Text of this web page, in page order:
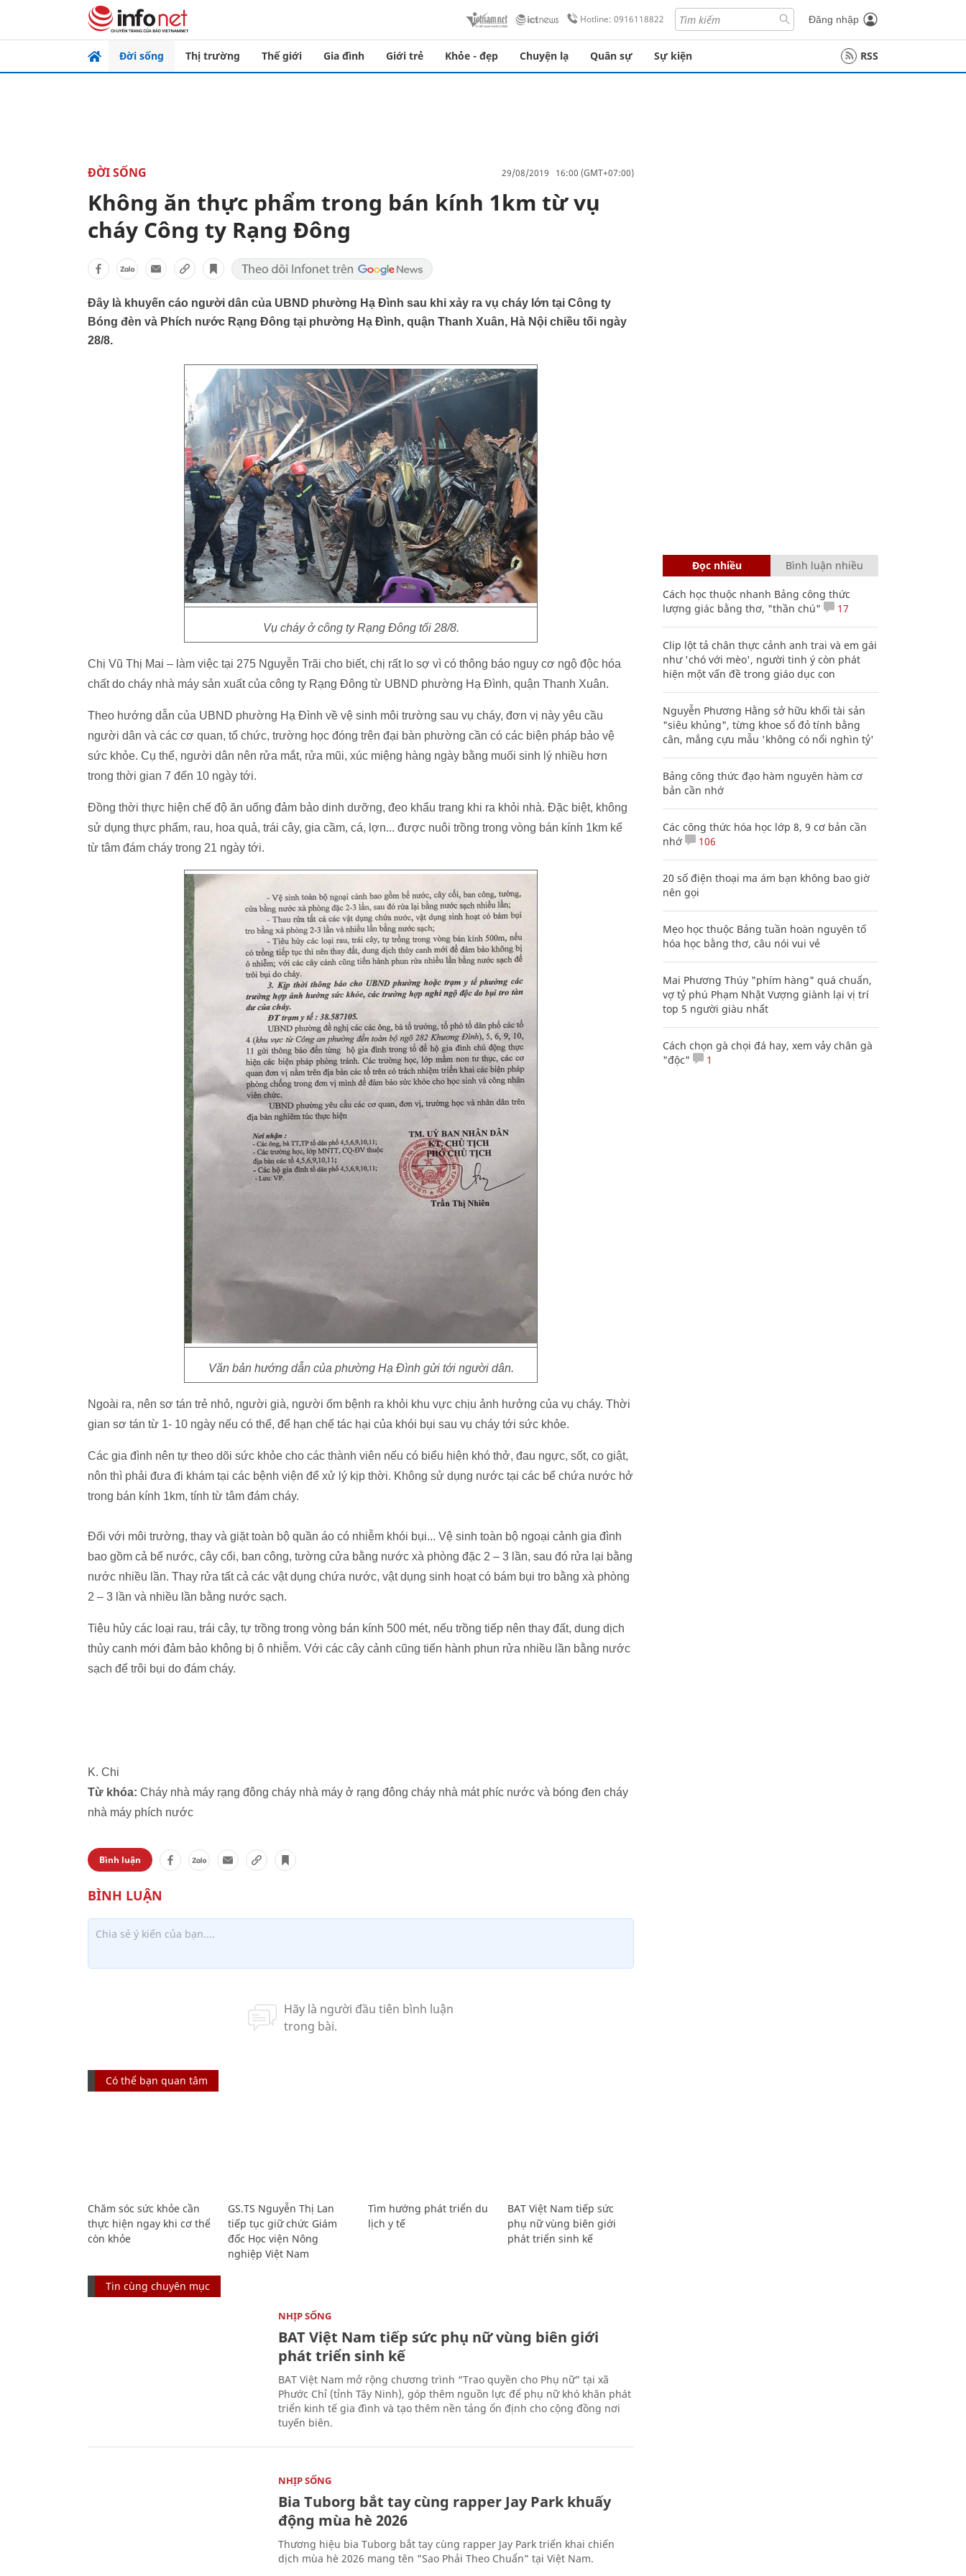
Hotline: 0916118822 Đăng nhập
Đời sống Thị trường Thế giới Gia đình Giới trẻ Khỏe - đẹp Chuyện lạ Quân sự Sự kiện RSS
ĐỜI SỐNG 29/08/2019 16:00 (GMT+07:00)
Không ăn thực phẩm trong bán kính 1km từ vụ
cháy Công ty Rạng Đông
Đây là khuyến cáo người dân của UBND phường Hạ Đình sau khi xảy ra vụ cháy lớn tại Công ty
Bóng đèn và Phích nước Rạng Đông tại phường Hạ Đình, quận Thanh Xuân, Hà Nội chiều tối ngày
28/8.
Vụ cháy ở công ty Rạng Đông tối 28/8.
Chị Vũ Thị Mai – làm việc tại 275 Nguyễn Trãi cho biết, chị rất lo sợ vì có thông báo nguy cơ ngộ độc hóa
chất do cháy nhà máy sản xuất của công ty Rạng Đông từ UBND phường Hạ Đình, quận Thanh Xuân.
Theo hướng dẫn của UBND phường Hạ Đình về vệ sinh môi trường sau vụ cháy, đơn vị này yêu cầu
người dân và các cơ quan, tổ chức, trường học đóng trên đại bàn phường cần có các biện pháp bảo vệ
sức khỏe. Cụ thể, người dân nên rửa mắt, rửa mũi, xúc miệng hàng ngày bằng muối sinh lý nhiều hơn
trong thời gian 7 đến 10 ngày tới.
Đồng thời thực hiện chế độ ăn uống đảm bảo dinh dưỡng, đeo khẩu trang khi ra khỏi nhà. Đặc biệt, không
sử dụng thực phẩm, rau, hoa quả, trái cây, gia cầm, cá, lợn... được nuôi trồng trong vòng bán kính 1km kể
từ tâm đám cháy trong 21 ngày tới.
Văn bản hướng dẫn của phường Hạ Đình gửi tới người dân.
Ngoài ra, nên sơ tán trẻ nhỏ, người già, người ốm bệnh ra khỏi khu vực chịu ảnh hưởng của vụ cháy. Thời
gian sơ tán từ 1- 10 ngày nếu có thể, để hạn chế tác hại của khói bụi sau vụ cháy tới sức khỏe.
Các gia đình nên tự theo dõi sức khỏe cho các thành viên nếu có biểu hiện khó thở, đau ngực, sốt, co giật,
nôn thì phải đưa đi khám tại các bệnh viện để xử lý kịp thời. Không sử dụng nước tại các bể chứa nước hở
trong bán kính 1km, tính từ tâm đám cháy.
Đối với môi trường, thay và giặt toàn bộ quần áo có nhiễm khói bụi... Vệ sinh toàn bộ ngoại cảnh gia đình
bao gồm cả bể nước, cây cối, ban công, tường cửa bằng nước xà phòng đặc 2 – 3 lần, sau đó rửa lại bằng
nước nhiều lần. Thay rửa tất cả các vật dụng chứa nước, vật dụng sinh hoạt có bám bụi tro bằng xà phòng
2 – 3 lần và nhiều lần bằng nước sạch.
Tiêu hủy các loại rau, trái cây, tự trồng trong vòng bán kính 500 mét, nếu trồng tiếp nên thay đất, dung dịch
thủy canh mới đảm bảo không bị ô nhiễm. Với các cây cảnh cũng tiến hành phun rửa nhiều lần bằng nước
sạch để trôi bụi do đám cháy.
K. Chi
Từ khóa: Cháy nhà máy rạng đông cháy nhà máy ở rạng đông cháy nhà mát phíc nước và bóng đen cháy
nhà máy phích nước
Bình luận
Có thể bạn quan tâm
Chăm sóc sức khỏe cần
thực hiện ngay khi cơ thể
còn khỏe
GS.TS Nguyễn Thị Lan
tiếp tục giữ chức Giám
đốc Học viện Nông
nghiệp Việt Nam
Tìm hướng phát triển du
lịch y tế
BAT Việt Nam tiếp sức
phụ nữ vùng biên giới
phát triển sinh kế
Tin cùng chuyên mục
NHỊP SỐNG
BAT Việt Nam tiếp sức phụ nữ vùng biên giới
phát triển sinh kế
BAT Việt Nam mở rộng chương trình “Trao quyền cho Phụ nữ” tại xã
Phước Chỉ (tỉnh Tây Ninh), góp thêm nguồn lực để phụ nữ khó khăn phát
triển kinh tế gia đình và tạo thêm nền tảng ổn định cho cộng đồng nơi
tuyến biên.
NHỊP SỐNG
Bia Tuborg bắt tay cùng rapper Jay Park khuấy
động mùa hè 2026
Thương hiệu bia Tuborg bắt tay cùng rapper Jay Park triển khai chiến
dịch mùa hè 2026 mang tên "Sao Phải Theo Chuẩn” tại Việt Nam.
Đọc nhiều Bình luận nhiều
Cách học thuộc nhanh Bảng công thức
lượng giác bằng thơ, "thần chú"
17
Clip lột tả chân thực cảnh anh trai và em gái
như 'chó với mèo', người tinh ý còn phát
hiện một vấn đề trong giáo dục con
Nguyễn Phương Hằng sở hữu khối tài sản
"siêu khủng", từng khoe sổ đỏ tính bằng
cân, mắng cựu mẫu 'không có nổi nghìn tỷ'
Bảng công thức đạo hàm nguyên hàm cơ
bản cần nhớ
Các công thức hóa học lớp 8, 9 cơ bản cần
nhớ
106
20 số điện thoại ma ám bạn không bao giờ
nên gọi
Mẹo học thuộc Bảng tuần hoàn nguyên tố
hóa học bằng thơ, câu nói vui vẻ
Mai Phương Thúy "phím hàng" quá chuẩn,
vợ tỷ phú Phạm Nhật Vượng giành lại vị trí
top 5 người giàu nhất
Cách chọn gà chọi đá hay, xem vảy chân gà
"độc"
1